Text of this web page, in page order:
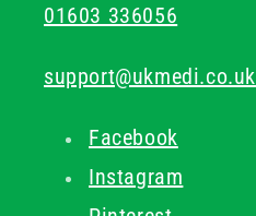
01603 336056
support@ukmedi.co.uk
Facebook
Instagram